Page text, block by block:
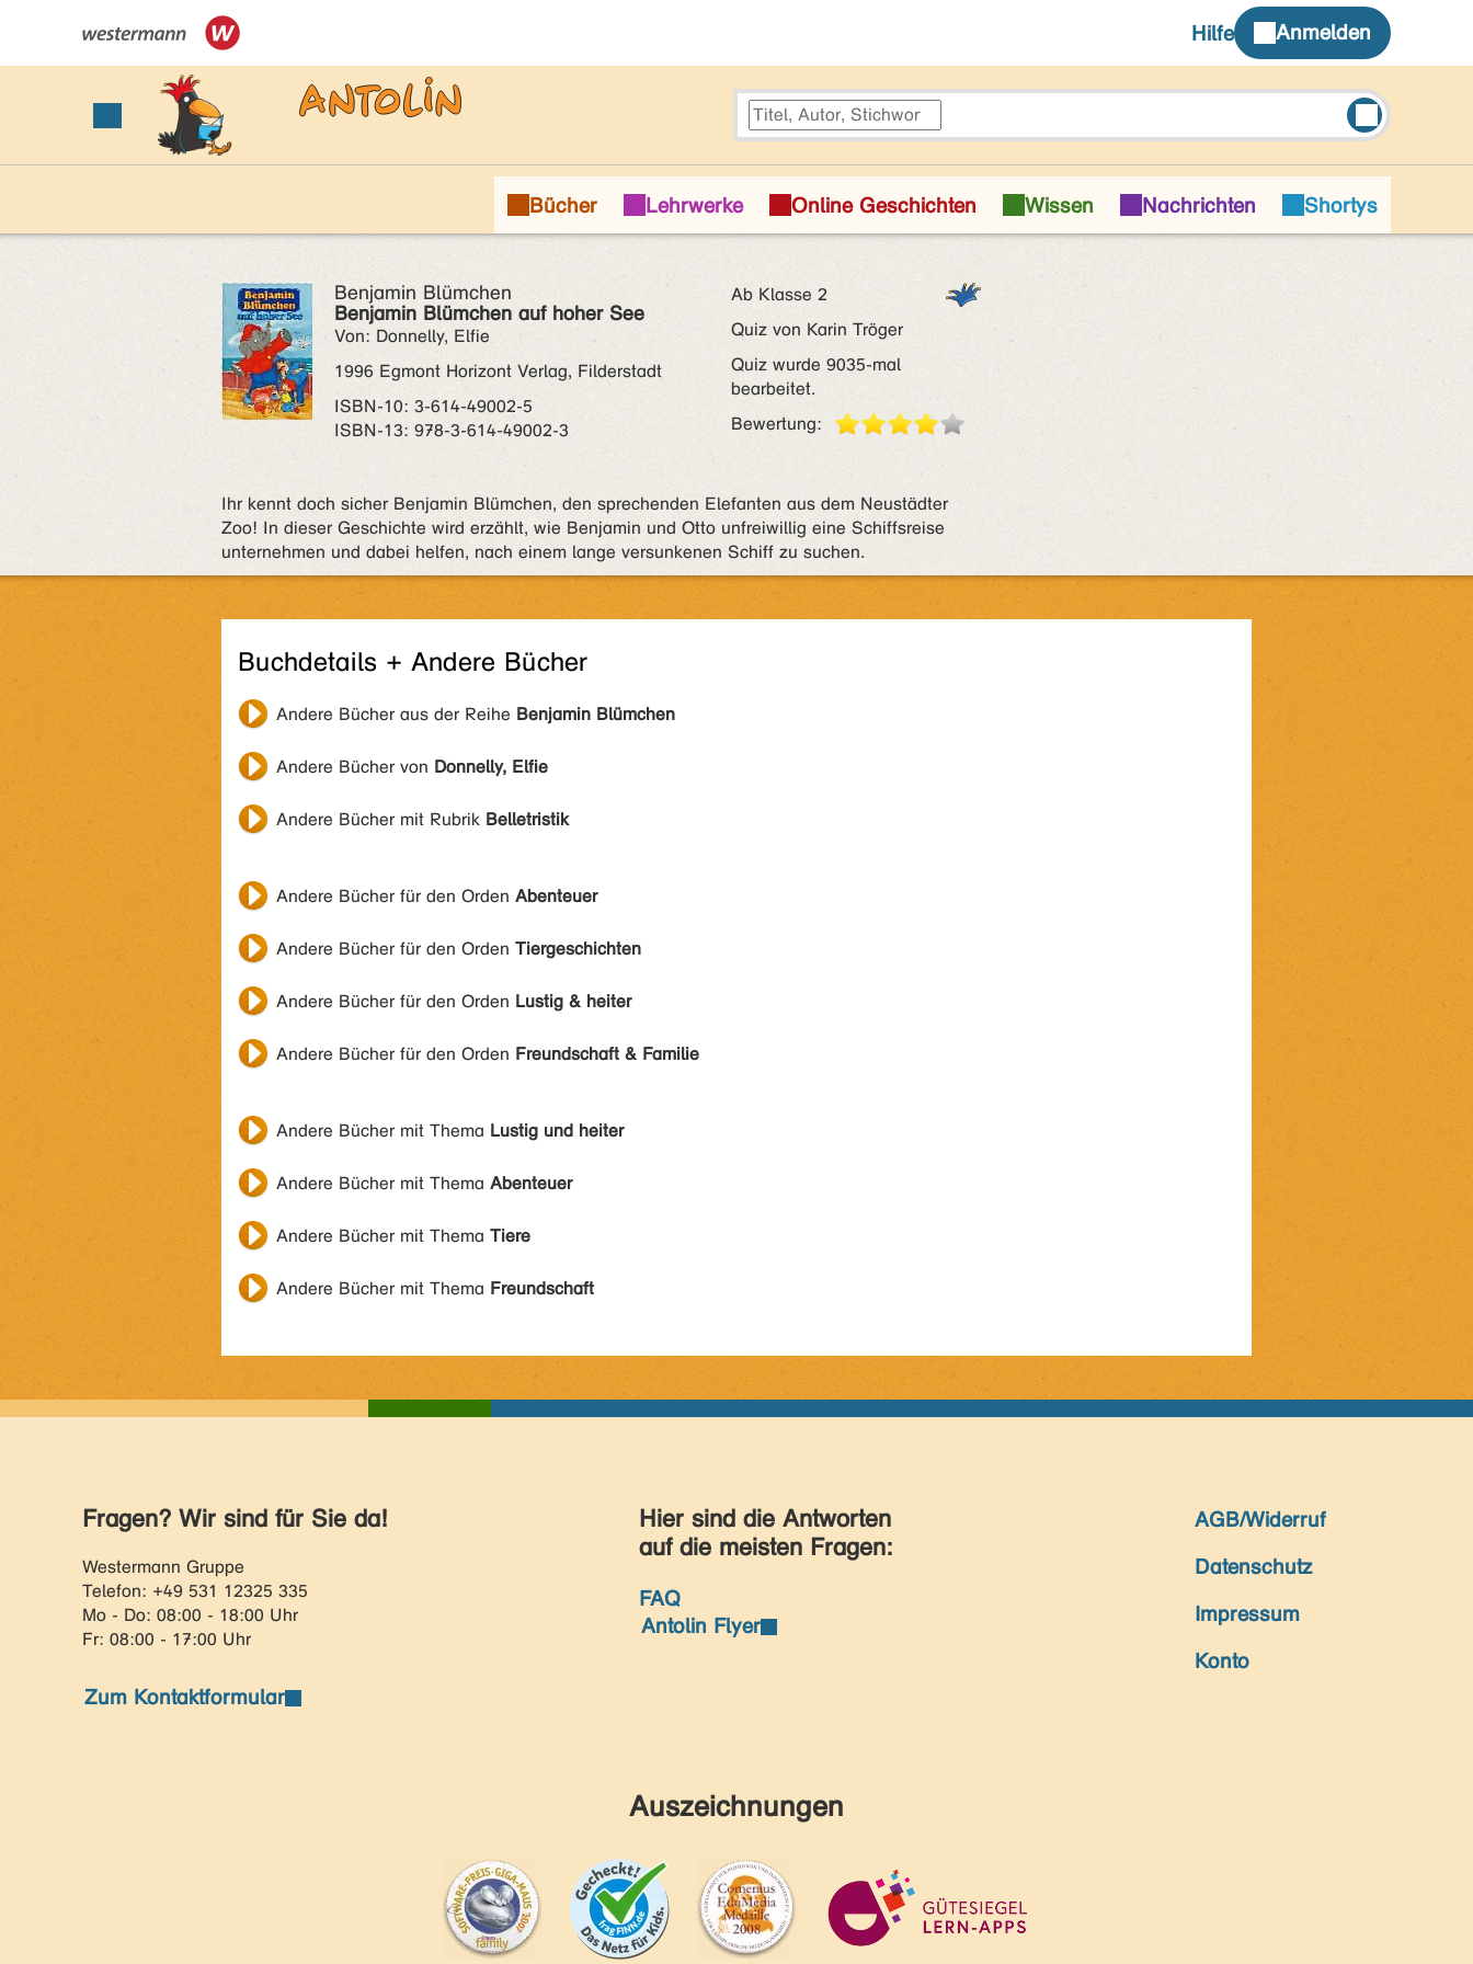
Benjamin Blümchen
Benjamin Blümchen auf hoher See
Von: Donnelly, Elfie
1996 Egmont Horizont Verlag, Filderstadt
ISBN‑10: 3-614-49002-5
ISBN‑13: 978-3-614-49002-3
Ab Klasse 2
Quiz von Karin Tröger
Quiz wurde 9035-mal
bearbeitet.
Bewertung:
Ihr kennt doch sicher Benjamin Blümchen, den sprechenden Elefanten aus dem Neustädter
Zoo! In dieser Geschichte wird erzählt, wie Benjamin und Otto unfreiwillig eine Schiffsreise
unternehmen und dabei helfen, nach einem lange versunkenen Schiff zu suchen.
Buchdetails + Andere Bücher
Andere Bücher aus der Reihe Benjamin Blümchen
Andere Bücher von Donnelly, Elfie
Andere Bücher mit Rubrik Belletristik
Andere Bücher für den Orden Abenteuer
Andere Bücher für den Orden Tiergeschichten
Andere Bücher für den Orden Lustig & heiter
Andere Bücher für den Orden Freundschaft & Familie
Andere Bücher mit Thema Lustig und heiter
Andere Bücher mit Thema Abenteuer
Andere Bücher mit Thema Tiere
Andere Bücher mit Thema Freundschaft